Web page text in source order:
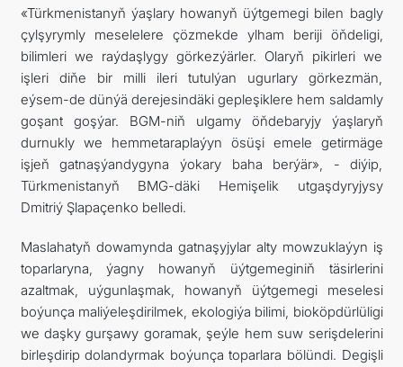
«Türkmenistanyň ýaşlary howanyň üýtgemegi bilen bagly
çylşyrymly meselelere çözmekde ylham beriji öňdeligi,
bilimleri we raýdaşlygy görkezýärler. Olaryň pikirleri we
işleri diňe bir milli ileri tutulýan ugurlary görkezmän,
eýsem-de dünýä derejesindäki gepleşiklere hem saldamly
goşant goşýar. BGM-niň ulgamy öňdebaryjy ýaşlaryň
durnukly we hemmetaraplaýyn ösüşi emele getirmäge
işjeň gatnaşýandygyna ýokary baha berýär», - diýip,
Türkmenistanyň BMG-däki Hemişelik utgaşdyryjysy
Dmitriý Şlapaçenko belledi.
Maslahatyň dowamynda gatnaşyjylar alty mowzuklaýyn iş
toparlaryna, ýagny howanyň üýtgemeginiň täsirlerini
azaltmak, uýgunlaşmak, howanyň üýtgemegi meselesi
boýunça maliýeleşdirilmek, ekologiýa bilimi, bioköpdürlüligi
we daşky gurşawy goramak, şeýle hem suw serişdelerini
birleşdirip dolandyrmak boýunça toparlara bölündi. Degişli